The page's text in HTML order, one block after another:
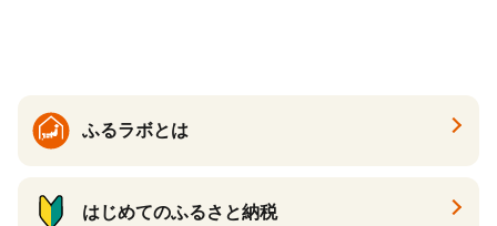
ギフト ふるさと納税 ）
ふるラボとは
はじめてのふるさと納税